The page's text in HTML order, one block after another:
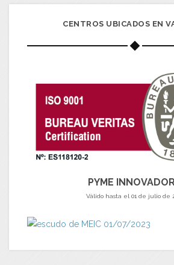
CENTROS UBICADOS EN
PYME
Válido hasta el 01 de julio de